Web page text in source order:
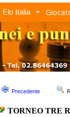
Elo Italia
Precedente
TORNEO TRE